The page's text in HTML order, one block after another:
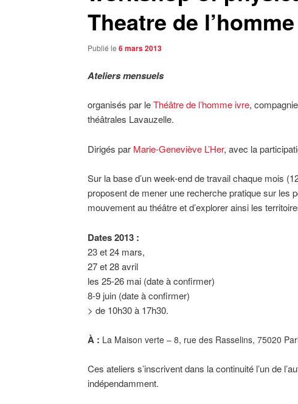
Theatre de
Publié le 6 mars 2013
Ateliers mensuels
organisés par leThéâtre de l’homme ivre,
théâtrales Lavauzelle.
Dirigés par Marie-Geneviève L’Her, avec la
Sur la base d’un week-end de travail chaque mois
proposent de mener une recherche pratique sur les
mouvement au théâtre et d’explorer ainsi les
Dates 2013 :
23 et 24 mars,
27 et 28 avril
les 25-26 mai (date à confirmer)
8-9 juin (date à confirmer)
> de 10h30 à 17h30.
À : La Maison verte – 8, rue des Rasselins, 75020
Ces ateliers s’inscrivent dans la continuité l’un de
indépendamment.